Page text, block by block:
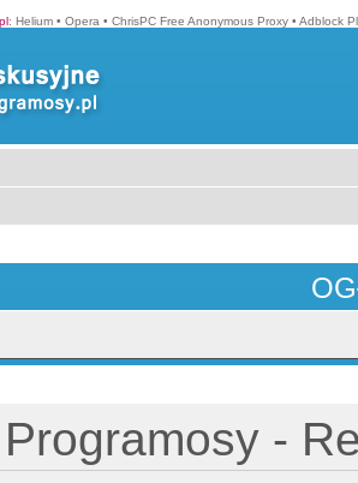
: Helium • Opera • ChrisPC Free Anonymous Proxy • Adblock
-